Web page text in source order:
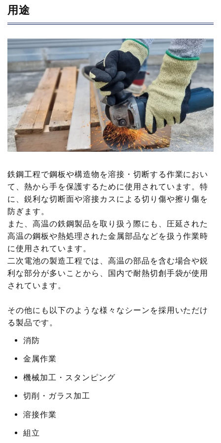
用途
鉄鋼工程で鋼板や構造物を溶接・切断する作業におい
て、熱から手を保護するために使用されています。特
に、鋭利な切断面や溶接カスによる切り傷や擦り傷を
防ぎます。
また、高温の鉄鋼製品を取り扱う際にも、圧延された
高温の鋼板や熱処理された金属部品などを扱う作業時
に使用されています。
二次電池の製造工程では、高温の部品を含む場合や鋭
利な部分が多いことから、国内で耐熱切創手袋が使用
されています。
その他にも以下のような様々なシーンを採用いただけ
る製品です。
消防
金属作業
機械加工・スタンピング
切削・ガラス加工
溶接作業
組立